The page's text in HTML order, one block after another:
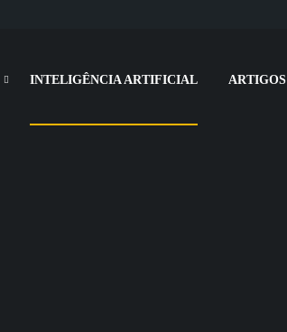
INTELIGÊNCIA ARTIFICIAL ARTIGOS